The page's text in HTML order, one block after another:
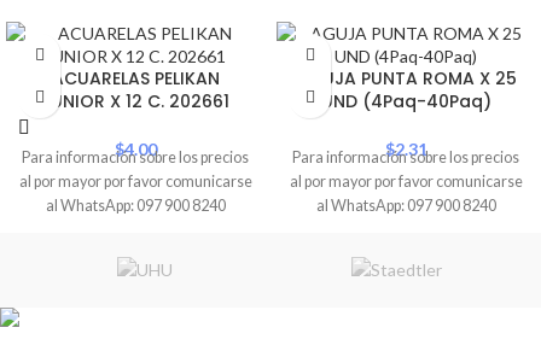
ACUARELAS PELIKAN
JUNIOR X 12 C. 202661
$4.00
Para información sobre los precios
al por mayor por favor comunicarse
al WhatsApp: 097 900 8240
AGUJA PUNTA ROMA X 25
UND (4Paq-40Paq)
$2.31
Para información sobre los precios
al por mayor por favor comunicarse
al WhatsApp: 097 900 8240